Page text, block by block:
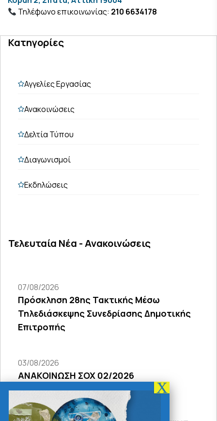
Τηλέφωνο επικοινωνίας: 210 6634178
Κατηγορίες
Αγγελίες Εργασίας
Ανακοινώσεις
Δελτία Τύπου
Διαγωνισμοί
Εκδηλώσεις
Τελευταία Νέα - Ανακοινώσεις
07/08/2026
Πρόσκληση 28ης Τακτικής Μέσω
Τηλεδιάσκεψης Συνεδρίασης Δημοτικής
Επιτροπής
03/08/2026
ΑΝΑΚΟΙΝΩΣΗ ΣΟΧ 02/2026
31/07/2026